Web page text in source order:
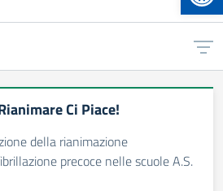
Ci Piace!
della rianimazione
precoce nelle scuole A.S.